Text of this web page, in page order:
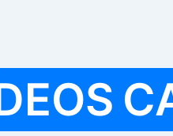
Ministros e
às 10h, da cerimônia
Ministro Pereira